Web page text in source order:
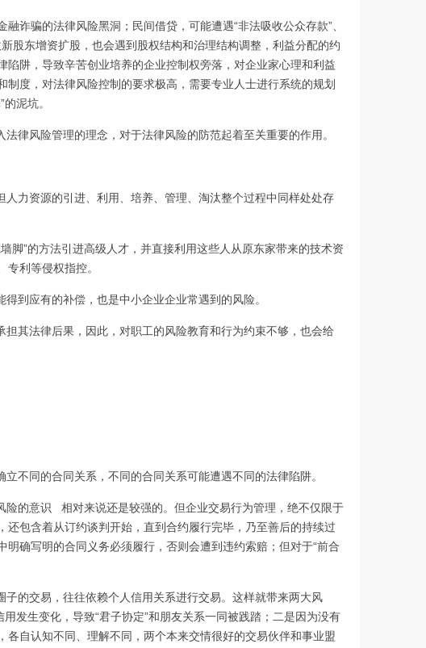
诈骗的法律风险黑洞；民间借贷，可能遭遇“非法吸收公众存款”、
股东增资扩股，也会遇到股权结构和治理结构调整，利益分配的约
阱，导致辛苦创业培养的企业控制权旁落，对企业家心理和利益
度，对法律风险控制的要求极高，需要专业人士进行系统的规划
泥坑。
律风险管理的理念，对于法律风险的防范起着至关重要的作用。
力资源的引进、利用、培养、管理、淘汰整个过程中同样处处存
脚”的方法引进高级人才，并直接利用这些人从原东家带来的技术资
利等侵权指控。
到应有的补偿，也是中小企业企业常遇到的风险。
其法律后果，因此，对职工的风险教育和行为约束不够，也会给
不同的合同关系，不同的合同关系可能遭遇不同的法律陷阱。
的意识 相对来说还是较强的。但企业交易行为管理，绝不仅限于
包含着从订约谈判开始，直到合约履行完毕，乃至善后的持续过
确写明的合同义务必须履行，否则会遭到违约索赔；但对于“前合
的交易，往往依赖个人信用关系进行交易。这样就带来两大风
发生变化，导致“君子协定”和朋友关系一同被践踏；二是因为没有
自认知不同、理解不同，两个本来交情很好的交易伙伴和事业盟